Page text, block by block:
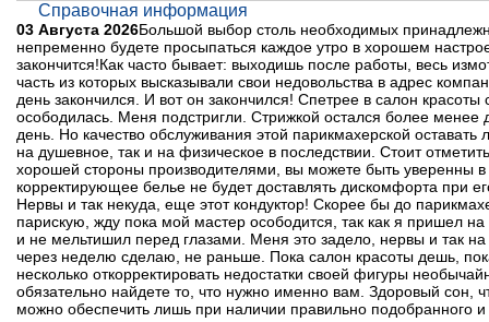
Справочная информация
03 Августа 2026Большой выбор столь необходимых
непременно будете просыпаться каждое утро в хорошем
закончится!Как часто бывает: выходишь после работы, весь
часть из которых высказывали свои недовольства в адрес
день закончился. И вот он закончился! Спетрее в салон
осободилась. Меня подстригли. Стрижкой остался более
день. Но качество обслуживания этой парикмахерской
на душевное, так и на физическое в последствии. Стоит
хорошей стороны производителями, вы можете быть уверенны
корректирующее белье не будет доставлять дискомфорта при
Нервы и так некуда, еще этот кондуктор! Скорее бы до
парискую, жду пока мой мастер осободится, так как я пришел
и не мельтишил перед глазами. Меня это задело, нервы и так
через неделю сделаю, не раньше. Пока салон красоты дешь,
несколько откорректировать недостатки своей фигуры
обязательно найдете то, что нужно именно вам. Здоровый сон,
можно обеспечить лишь при наличии правильно подобранного